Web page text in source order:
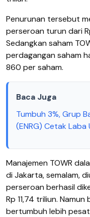
Penurunan tersebut
perseroan turun dari
Sedangkan saham
perdagangan saham
860 per saham.
Baca Juga
Tumbuh 3%, Grup
(ENRG) Cetak
Manajemen TOWR
di Jakarta, semalam,
perseroan berhasil
Rp 11,74 triliun.
bertumbuh lebih pesat